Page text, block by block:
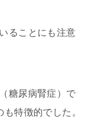
ることにも注意
糖尿病腎症）で
特徴的でした。